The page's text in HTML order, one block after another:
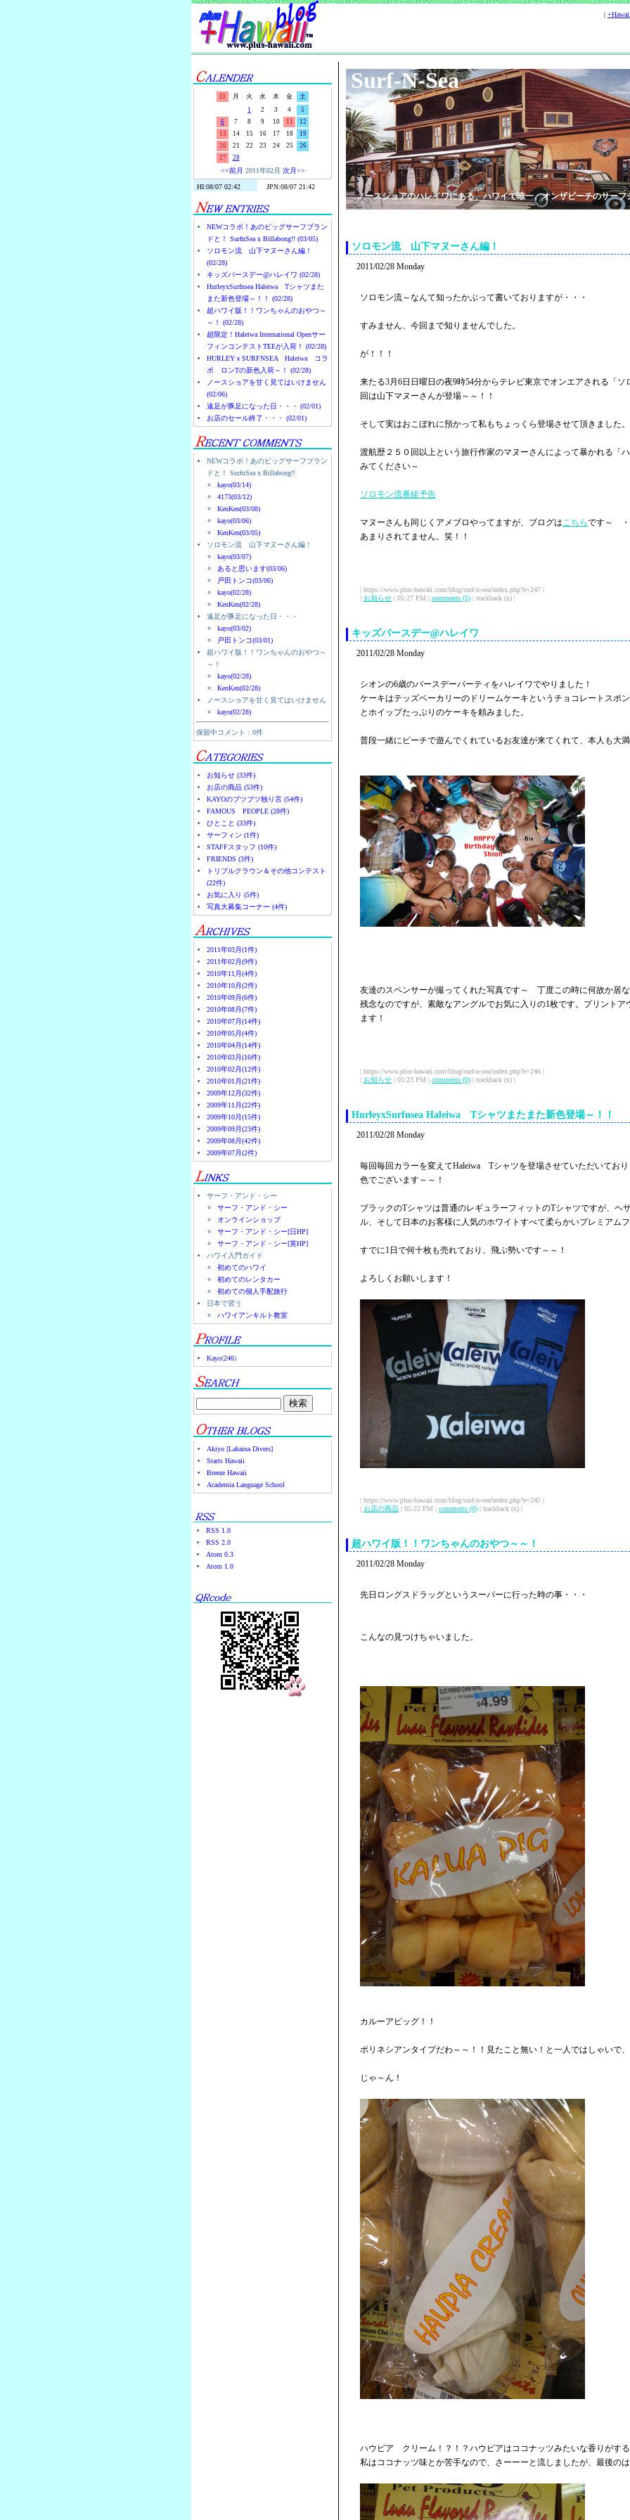
|
日 月 火 水 木 金
土
1
2 3 4
5
6
7 8 9 10 11
12
13
14 15 16 17 18
19
20
21 22 23 24 25
26
27
28
<<前月 2011年02月 次月>>
NEWコラボ！あのビッグサーフブラン
ドと！ SurfnSea x Billabong!! (03/05)
ソロモン流 山下マヌーさん編！
(02/28)
キッズバースデー@ハレイワ (02/28)
HurleyxSurfnsea Haleiwa Tシャツまた
また新色登場～！！ (02/28)
超ハワイ版！！ワンちゃんのおやつ～
～！ (02/28)
超限定！Haleiwa International Openサー
フィンコンテストTEEが入荷！ (02/28)
HURLEYｘSURFNSEA Haleiwa コラ
ボ ロンTの新色入荷～！ (02/28)
ノースショアを甘く見てはいけません
(02/06)
遠足が豚足になった日・・・ (02/01)
お店のセール終了・・・ (02/01)
NEWコラボ！あのビッグサーフブラン
ドと！ SurfnSea x Billabong!!
kayo(03/14)
4173(03/12)
KenKen(03/08)
kayo(03/06)
KenKen(03/05)
ソロモン流 山下マヌーさん編！
kayo(03/07)
あると思います(03/06)
戸田トンコ(03/06)
kayo(02/28)
KenKen(02/28)
遠足が豚足になった日・・・
kayo(03/02)
戸田トンコ(03/01)
超ハワイ版！！ワンちゃんのおやつ～
～！
kayo(02/28)
KenKen(02/28)
ノースショアを甘く見てはいけません
kayo(02/28)
保留中コメント：0件
お知らせ (33件)
お店の商品 (53件)
KAYOのブツブツ独り言 (54件)
FAMOUS PEOPLE (28件)
ひとこと (33件)
サーフィン (1件)
STAFFスタッフ (10件)
FRIENDS (3件)
トリプルクラウン＆その他コンテスト
(22件)
お気に入り (5件)
写真大募集コーナー (4件)
2011年03月(1件)
2011年02月(9件)
2010年11月(4件)
2010年10月(2件)
2010年09月(6件)
2010年08月(7件)
2010年07月(14件)
2010年05月(4件)
2010年04月(14件)
2010年03月(16件)
2010年02月(12件)
2010年01月(21件)
2009年12月(32件)
2009年11月(22件)
2009年10月(15件)
2009年09月(23件)
2009年08月(42件)
2009年07月(2件)
サーフ・アンド・シー
サーフ・アンド・シー
オンラインショップ
サーフ・アンド・シー[日HP]
サーフ・アンド・シー[英HP]
ハワイ入門ガイド
初めてのハワイ
初めてのレンタカー
初めての個人手配旅行
日本で習う
ハワイアンキルト教室
Kayo(246)
Akiyo [Lahaina Divers]
Starts Hawaii
Breeze Hawaii
Academia Language School
RSS 1.0
RSS 2.0
Atom 0.3
Atom 1.0
Surf-N-Sea
ノースショアのハレイワにある、ハワイで唯一、オンザビーチのサーフ
ソロモン流 山下マヌーさん編！
2011/02/28 Monday
ソロモン流～なんて知ったかぶって書いておりますが・・・
すみません、今回まで知りませんでした。
が！！！
来たる3月6日日曜日の夜9時54分からテレビ東京でオンエアされる「
回は山下マヌーさんが登場～～！！
そして実はおこぼれに預かって私もちょっくら登場させて頂きました。
渡航歴２５０回以上という旅行作家のマヌーさんによって暴かれる「
みてください～
ソロモン流番組予告
マヌーさんも同じくアメブロやってますが、ブログはこちらです～ ・
あまりされてません。笑！！
| https://www.plus-hawaii.com/blog/surf-n-sea/index.php?e=247 |
| お知らせ | 05:27 PM | comments (5) | trackback (x) |
キッズバースデー@ハレイワ
2011/02/28 Monday
シオンの6歳のバースデーパーティをハレイワでやりました！
ケーキはテッズベーカリーのドリームケーキというチョコレートスポ
とホイップたっぷりのケーキを頼みました。
普段一緒にビーチで遊んでくれているお友達が来てくれて、本人も大満
友達のスペンサーが撮ってくれた写真です～ 丁度この時に何故か居
残念なのですが、素敵なアングルでお気に入りの1枚です。プリントア
ます！
| https://www.plus-hawaii.com/blog/surf-n-sea/index.php?e=246 |
| お知らせ | 05:23 PM | comments (0) | trackback (x) |
HurleyxSurfnsea Haleiwa Tシャツまたまた新色登場～！！
2011/02/28 Monday
毎回毎回カラーを変えてHaleiwa Tシャツを登場させていただいてお
色でございます～～！
ブラックのTシャツは普通のレギュラーフィットのTシャツですが、ヘ
ル、そして日本のお客様に人気のホワイトすべて柔らかいプレミアム
すでに1日で何十枚も売れており、飛ぶ勢いです～～！
よろしくお願いします！
| https://www.plus-hawaii.com/blog/surf-n-sea/index.php?e=245 |
| お店の商品 | 05:22 PM | comments (0) | trackback (x) |
超ハワイ版！！ワンちゃんのおやつ～～！
2011/02/28 Monday
先日ロングスドラッグというスーパーに行った時の事・・・
こんなの見つけちゃいました。
カルーアピッグ！！
ポリネシアンタイプだわ～～！！見たこと無い！と一人ではしゃいで
じゃ～ん！
ハウピア クリーム！？！？ハウピアはココナッツみたいな香りがす
私はココナッツ味とか苦手なので、さーーーと流しましたが、最後の